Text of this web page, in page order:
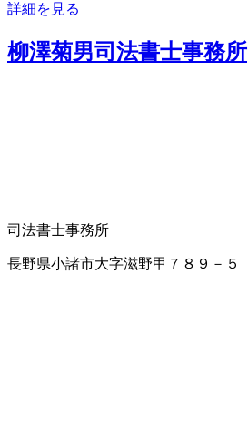
詳細を見る
柳澤菊男司法書士事務所
司法書士事務所
長野県小諸市大字滋野甲７８９－５